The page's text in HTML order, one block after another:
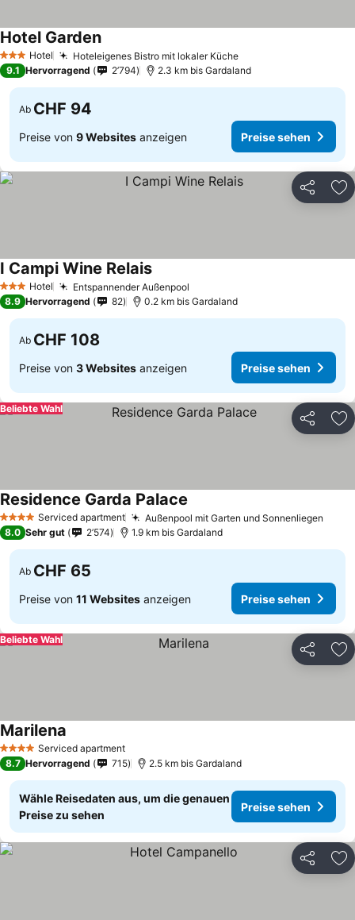
3 SterneHotel Hoteleigenes Bistro mit lokaler Küche
Hotel Garden
9.1 Hervorragend 2’794 2.3 km bis Gardaland
Ab CHF 94
Preise von 9 Websites anzeigen Preise sehen
Teilen
3 SterneHotel Entspannender Außenpool
I Campi Wine Relais
8.9 Hervorragend 82 0.2 km bis Gardaland
Ab CHF 108
Preise von 3 Websites anzeigen Preise sehen
Teilen
Beliebte Wahl
4 Sterne Serviced apartment Außenpool mit Garten und Sonnenliegen
Residence Garda Palace
8.0 Sehr gut 2’574 1.9 km bis Gardaland
Ab CHF 65
Preise von 11 Websites anzeigen Preise sehen
Teilen
Beliebte Wahl
4 Sterne Serviced apartment
Marilena
8.7 Hervorragend 715 2.5 km bis Gardaland
Wähle Reisedaten aus, um die genauen
Preise zu sehen
Preise sehen
Teilen